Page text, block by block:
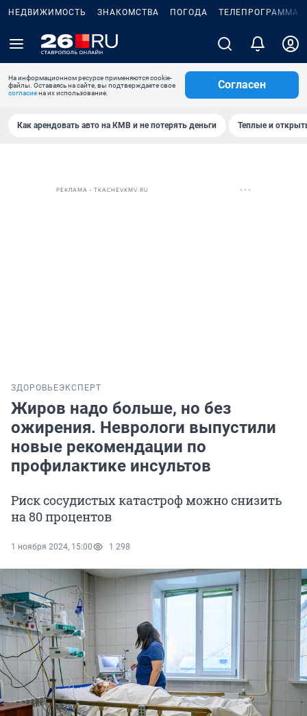
НЕДВИЖИМОСТЬ ЗНАКОМСТВА ПОГОДА ТЕЛЕПРОГРАММА
На информационном ресурсе применяются cookie-
файлы. Оставаясь на сайте, вы подтверждаете свое
согласиена их использование.
Согласен
Как арендовать авто на КМВ и не потерять деньги Теплые и
РЕКЛАМА • TKACHEVKMV.RU
ЗДОРОВЬЕЭКСПЕРТ
Жиров надо больше, но без
ожирения. Неврологи выпустили
новые рекомендации по
профилактике инсультов
Риск сосудистых катастроф можно снизить
на 80 процентов
1 ноября 2024, 15:00 1 298